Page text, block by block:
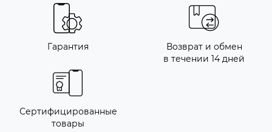
Гарантия
Возврат и обмен
в течении 14 дней
Сертифицированные
товары